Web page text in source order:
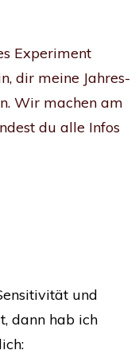
Experiment
dir meine Jahres-
Wir machen am
du alle Infos
und
dann hab ich